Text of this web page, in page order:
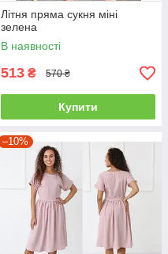
Літня пряма сукня міні
зелена
В наявності
513 ₴ 570 ₴
Купити
–10%